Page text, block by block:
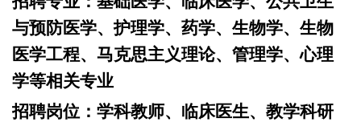
与预防医学、护理学、药学、生物学、生物
医学工程、马克思主义理论、管理学、心理
学等相关专业
招聘岗位： 学科教师、临床医生、教学科研